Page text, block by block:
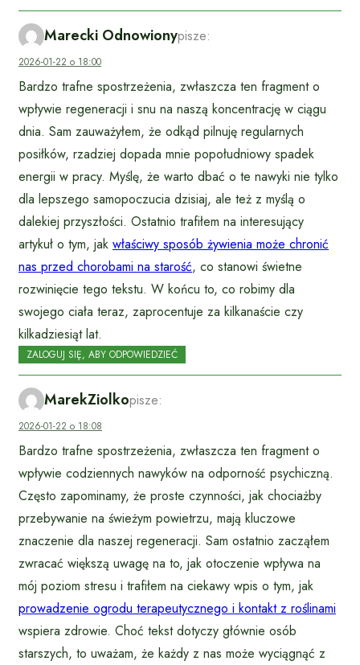
Marecki Odnowionypisze:
2026-01-22 o 18:00
Bardzo trafne spostrzeżenia, zwłaszcza ten fragment o
wpływie regeneracji i snu na naszą koncentrację w ciągu
dnia. Sam zauważyłem, że odkąd pilnuję regularnych
posiłków, rzadziej dopada mnie popołudniowy spadek
energii w pracy. Myślę, że warto dbać o te nawyki nie tylko
dla lepszego samopoczucia dzisiaj, ale też z myślą o
dalekiej przyszłości. Ostatnio trafiłem na interesujący
artykuł o tym, jak właściwy sposób żywienia może chronić
nas przed chorobami na starość, co stanowi świetne
rozwinięcie tego tekstu. W końcu to, co robimy dla
swojego ciała teraz, zaprocentuje za kilkanaście czy
kilkadziesiąt lat.
ZALOGUJ SIĘ, ABY ODPOWIEDZIEĆ
MarekZiolkopisze:
2026-01-22 o 18:08
Bardzo trafne spostrzeżenia, zwłaszcza ten fragment o
wpływie codziennych nawyków na odporność psychiczną.
Często zapominamy, że proste czynności, jak chociażby
przebywanie na świeżym powietrzu, mają kluczowe
znaczenie dla naszej regeneracji. Sam ostatnio zacząłem
zwracać większą uwagę na to, jak otoczenie wpływa na
mój poziom stresu i trafiłem na ciekawy wpis o tym, jak
prowadzenie ogrodu terapeutycznego i kontakt z roślinami
wspiera zdrowie. Choć tekst dotyczy głównie osób
starszych, to uważam, że każdy z nas może wyciągnąć z